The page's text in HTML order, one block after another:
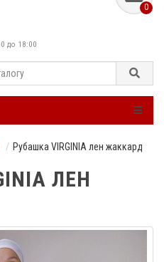
до 18:00
0
Рубашка VIRGINIA лен жаккард
ЛЕН